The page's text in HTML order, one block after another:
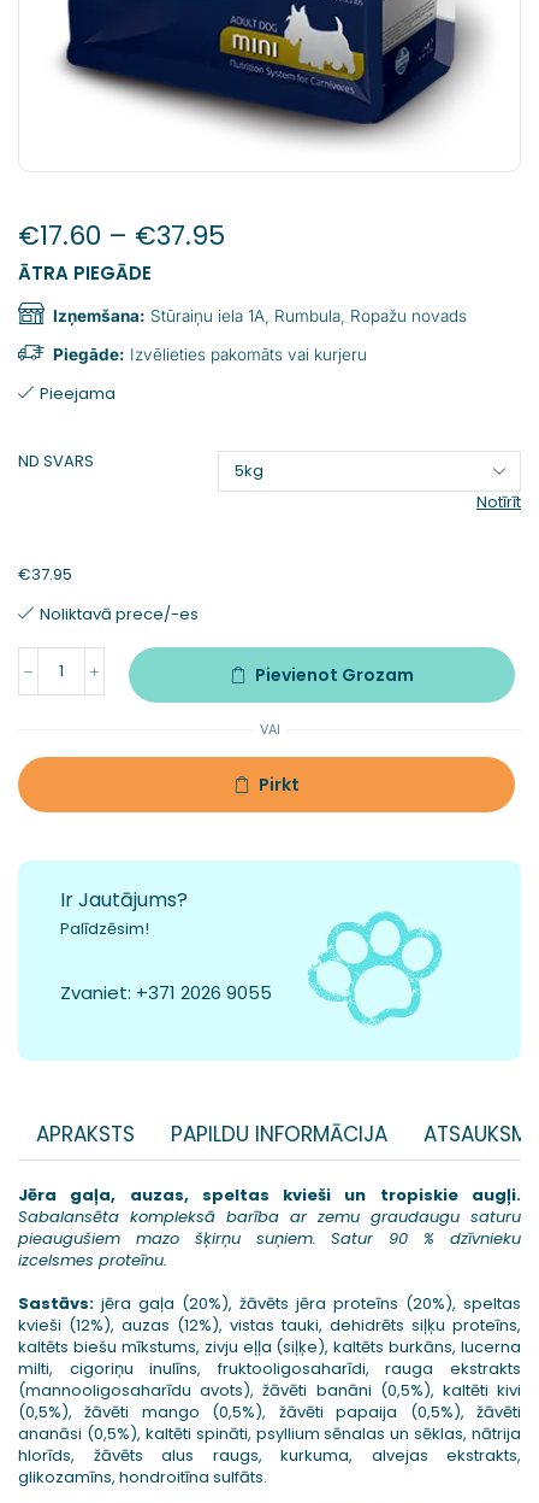
€17.60 – €37.95
ĀTRA PIEGĀDE
Izņemšana: Stūraiņu iela 1A, Rumbula, Ropažu novads
Piegāde: Izvēlieties pakomāts vai kurjeru
Pieejama
ND SVARS
Notīrīt
€37.95
Noliktavā prece/-es
Pievienot Grozam
VAI
Pirkt
Ir Jautājums?
Palīdzēsim!
Zvaniet: +371 2026 9055
APRAKSTS PAPILDU INFORMĀCIJA
Jēra gaļa, auzas, speltas kvieši un tropiskie augļi.
Sabalansēta kompleksā barība ar zemu graudaugu saturu
pieaugušiem mazo šķirņu suņiem. Satur 90 % dzīvnieku
izcelsmes proteīnu.
Sastāvs: jēra gaļa (20%), žāvēts jēra proteīns (20%), speltas
kvieši (12%), auzas (12%), vistas tauki, dehidrēts siļķu proteīns,
kaltēts biešu mīkstums, zivju eļļa (siļķe), kaltēts burkāns, lucerna
milti, cigoriņu inulīns, fruktooligosaharīdi, rauga ekstrakts
(mannooligosaharīdu avots), žāvēti banāni (0,5%), kaltēti kivi
(0,5%), žāvēti mango (0,5%), žāvēti papaija (0,5%), žāvēti
ananāsi (0,5%), kaltēti spināti, psyllium sēnalas un sēklas, nātrija
hlorīds, žāvēts alus raugs, kurkuma, alvejas ekstrakts,
glikozamīns, hondroitīna sulfāts.